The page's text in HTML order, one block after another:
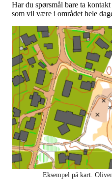
Har du spørsmål bare ta
som vil være i området hele
Eksempel på kart.